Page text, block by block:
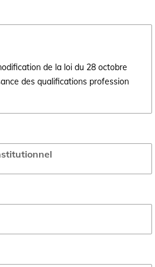
de la loi du 28 octobre
des qualifications profession
2019 portant modification de la loi